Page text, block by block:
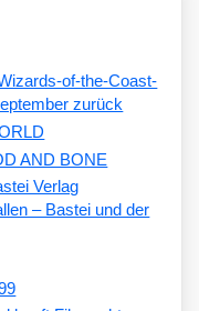
of-the-Coast-
zurück
AND BONE
– Bastei und der